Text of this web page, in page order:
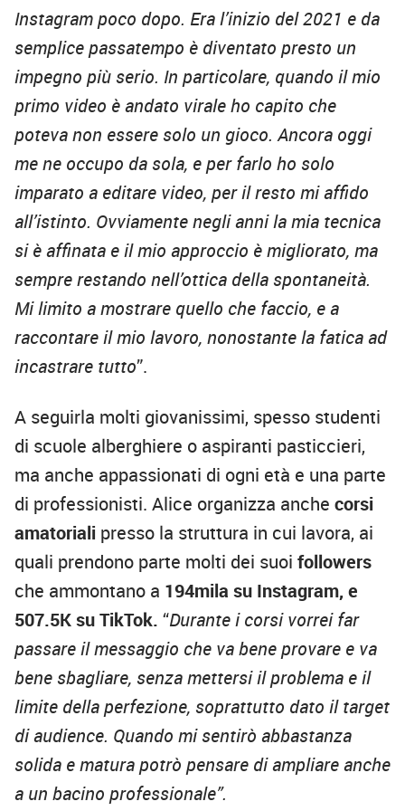
Instagram poco dopo. Era l’inizio del 2021 e da
semplice passatempo è diventato presto un
impegno più serio. In particolare, quando il mio
primo video è andato virale ho capito che
poteva non essere solo un gioco. Ancora oggi
me ne occupo da sola, e per farlo ho solo
imparato a editare video, per il resto mi affido
all’istinto. Ovviamente negli anni la mia tecnica
si è affinata e il mio approccio è migliorato, ma
sempre restando nell’ottica della spontaneità.
Mi limito a mostrare quello che faccio, e a
raccontare il mio lavoro, nonostante la fatica ad
incastrare tutto”.
A seguirla molti giovanissimi, spesso studenti
di scuole alberghiere o aspiranti pasticcieri,
ma anche appassionati di ogni età e una parte
di professionisti. Alice organizza anche corsi
amatoriali presso la struttura in cui lavora, ai
quali prendono parte molti dei suoi followers
che ammontano a 194mila su Instagram, e
507.5K su TikTok. “Durante i corsi vorrei far
passare il messaggio che va bene provare e va
bene sbagliare, senza mettersi il problema e il
limite della perfezione, soprattutto dato il target
di audience. Quando mi sentirò abbastanza
solida e matura potrò pensare di ampliare anche
a un bacino professionale”.